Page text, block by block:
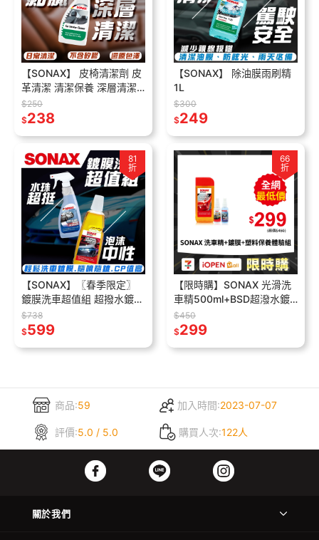
【SONAX】 皮椅清潔劑 皮
革清潔 清潔保養 深層清潔
溫和除臭 車內裝清潔劑
$250
$238
【SONAX】 除油膜雨刷精
1L
$300
$249
81
折
【SONAX】〖春季限定〗
鍍膜洗車超值組 超撥水鍍膜
500ml+超亮麗洗車精
1000ml 洗車鍍膜組 一組搞
$738
$599
66
折
【限時購】SONAX 光滑洗
車精500ml+BSD超潑水鍍
膜50ml+塑料保養劑50ml
體驗優惠組合
$450
$299
商品:59 加入時間:2023-07-07
評價:5.0 / 5.0 購買人次:122人
關於我們